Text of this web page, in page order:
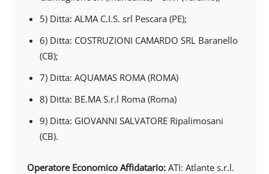
5) Ditta: ALMA C.I.S. srl Pescara (PE);
6) Ditta: COSTRUZIONI CAMARDO SRL Baranello
(CB);
7) Ditta: AQUAMAS ROMA (ROMA)
8) Ditta: BE.MA S.r.l Roma (Roma)
9) Ditta: GIOVANNI SALVATORE Ripalimosani
(CB).
Operatore Economico Affidatario: ATI: Atlante s.r.l.